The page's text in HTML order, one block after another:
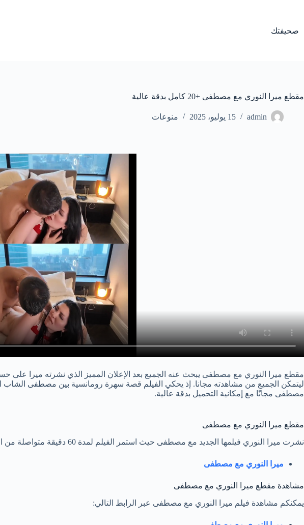
صحيفتك
مقطع ميرا النوري مع مصطفى +20 كامل بدقة عالية
admin 15 يوليو، 2025 منوعات
مقطع ميرا النوري مع مصطفى يبحث عنه الجميع بعد الإعلان المميز الذي نشرته ميرا على
ليتمكن الجميع من مشاهدته مجانا. إذ يحكي الفيلم قصة سهرة رومانسية بين مصطفى الشاب
مصطفى مجانًا مع إمكانية التحميل بدقة عالية.
مقطع ميرا النوري مع مصطفى
نشرت ميرا النوري فيلمها الجديد مع مصطفى حيث استمر الفيلم لمدة 60 دقيقة متواصلة من الأحداث المثيرة التي تم تصويرها بطريقة مميزة وجديدة مع الكثير من الأحداث الشيقة والوضعيات الجن.سية المثيرة.
ميرا النوري مع مصطفى
مشاهدة مقطع ميرا النوري مع مصطفى
يمكنكم مشاهدة فيلم ميرا النوري مع مصطفى عبر الرابط التالي: